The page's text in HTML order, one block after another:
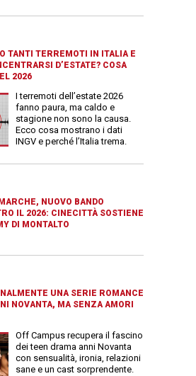
TANTI TERREMOTI IN ITALIA E
D’ESTATE? COSA
2026
I terremoti dell’estate 2026
fanno paura, ma caldo e
stagione non sono la causa.
Ecco cosa mostrano i dati
INGV e perché l’Italia trema.
NUOVO BANDO
IL 2026: CINECITTÀ SOSTIENE
DI MONTALTO
UNA SERIE ROMANCE
NOVANTA, MA SENZA AMORI
Off Campus recupera il fascino
dei teen drama anni Novanta
con sensualità, ironia, relazioni
sane e un cast sorprendente.